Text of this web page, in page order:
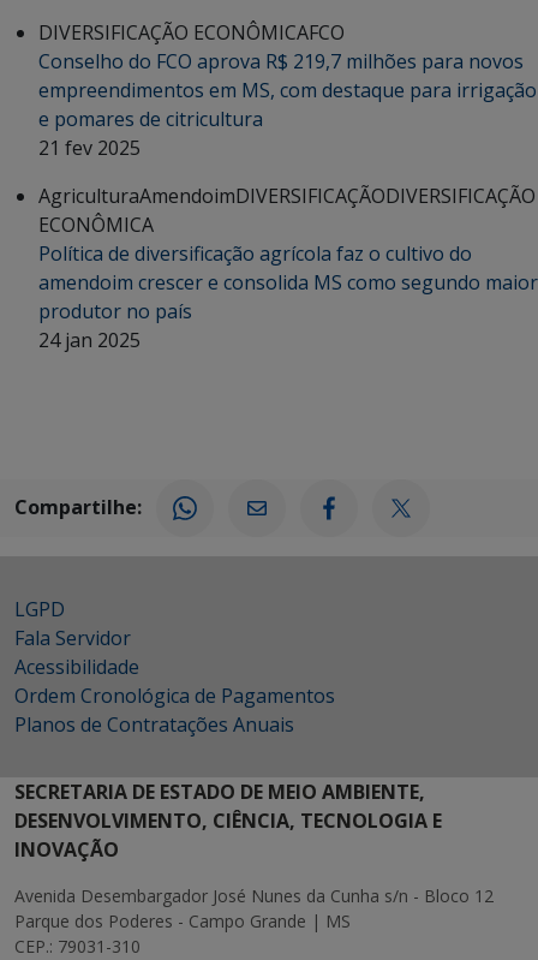
DIVERSIFICAÇÃO ECONÔMICAFCO
Conselho do FCO aprova R$ 219,7 milhões para novos
empreendimentos em MS, com destaque para irrigação
e pomares de citricultura
21 fev 2025
AgriculturaAmendoimDIVERSIFICAÇÃODIVERSIFICAÇÃO
ECONÔMICA
Política de diversificação agrícola faz o cultivo do
amendoim crescer e consolida MS como segundo maior
produtor no país
24 jan 2025
Compartilhe:
LGPD
Fala Servidor
Acessibilidade
Ordem Cronológica de Pagamentos
Planos de Contratações Anuais
SECRETARIA DE ESTADO DE MEIO AMBIENTE,
DESENVOLVIMENTO, CIÊNCIA, TECNOLOGIA E
INOVAÇÃO
Avenida Desembargador José Nunes da Cunha s/n - Bloco 12
Parque dos Poderes - Campo Grande | MS
CEP.: 79031-310